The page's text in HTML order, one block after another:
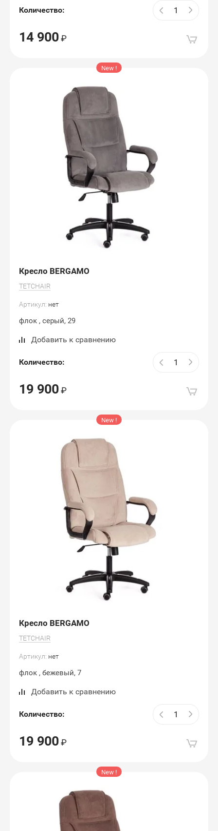
Количество:
14 900
New !
Кресло BERGAMO
TETCHAIR
Артикул: нет
флок , серый, 29
Добавить к сравнению
Количество:
19 900
New !
Кресло BERGAMO
TETCHAIR
Артикул: нет
флок , бежевый, 7
Добавить к сравнению
Количество:
19 900
New !